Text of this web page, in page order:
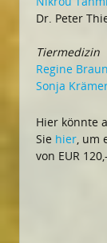
Dr. Peter
Tiermedizin
Regine Braun
Sonja
Hier könnte
Sie hier, um
von EUR